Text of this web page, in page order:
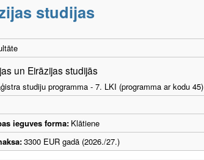
studijas
un Eirāzijas studijās
studiju programma - 7. LKI (programma ar kodu 45)
ieguves forma: Klātiene
3300 EUR gadā (2026./27.)